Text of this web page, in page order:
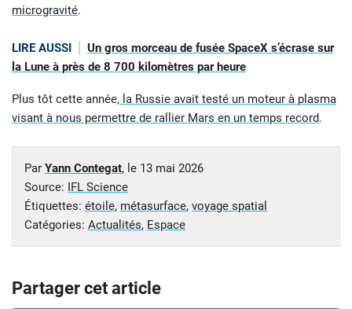
microgravité.
LIRE AUSSI
Un gros morceau de fusée SpaceX s’écrase sur
la Lune à près de 8 700 kilomètres par heure
Plus tôt cette année, la Russie avait testé un moteur à plasma
visant à nous permettre de rallier Mars en un temps record.
Par Yann Contegat, le 13 mai 2026
Source: IFL Science
Étiquettes: étoile, métasurface, voyage spatial
Catégories: Actualités, Espace
Partager cet article